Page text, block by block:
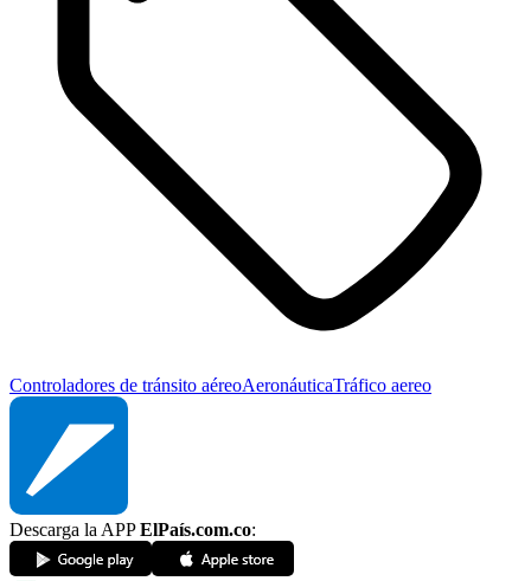
Controladores de tránsito aéreoAeronáuticaTráfico aereo
Descarga la APPElPaís.com.co: